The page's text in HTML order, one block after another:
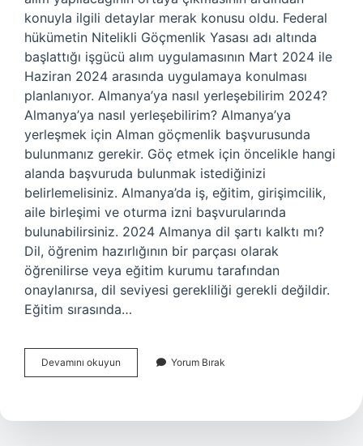
konuyla ilgili detaylar merak konusu oldu. Federal
hükümetin Nitelikli Göçmenlik Yasası adı altında
başlattığı işgücü alım uygulamasının Mart 2024 ile
Haziran 2024 arasında uygulamaya konulması
planlanıyor. Almanya’ya nasıl yerleşebilirim 2024?
Almanya’ya nasıl yerleşebilirim? Almanya’ya
yerleşmek için Alman göçmenlik başvurusunda
bulunmanız gerekir. Göç etmek için öncelikle hangi
alanda başvuruda bulunmak istediğinizi
belirlemelisiniz. Almanya’da iş, eğitim, girişimcilik,
aile birleşimi ve oturma izni başvurularında
bulunabilirsiniz. 2024 Almanya dil şartı kalktı mı?
Dil, öğrenim hazırlığının bir parçası olarak
öğrenilirse veya eğitim kurumu tarafından
onaylanırsa, dil seviyesi gerekliliği gerekli değildir.
Eğitim sırasında…
Devamını okuyun Almanyada
Yeni
Ne
Yorum Bırak